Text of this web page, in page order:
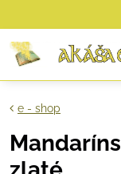
e - shop